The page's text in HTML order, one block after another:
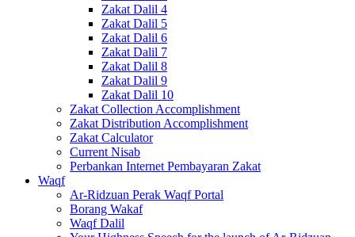
Zakat Dalil 4
Zakat Dalil 5
Zakat Dalil 6
Zakat Dalil 7
Zakat Dalil 8
Zakat Dalil 9
Zakat Dalil 10
Zakat Collection Accomplishment
Zakat Distribution Accomplishment
Zakat Calculator
Current Nisab
Perbankan Internet Pembayaran Zakat
Waqf
Ar-Ridzuan Perak Waqf Portal
Borang Wakaf
Waqf Dalil